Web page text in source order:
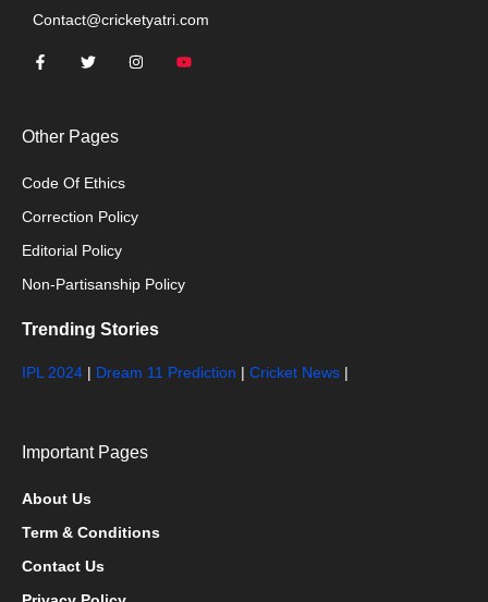
Contact@cricketyatri.com
Other Pages
Code Of Ethics
Correction Policy
Editorial Policy
Non-Partisanship Policy
Trending Stories
IPL 2024 | Dream 11 Prediction | Cricket News |
Important Pages
About Us
Term & Conditions
Contact Us